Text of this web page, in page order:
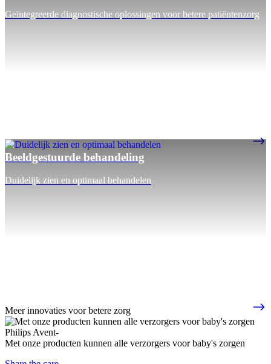
Geïntegreerde diagnostische oplossingen voor betere patiëntenzorg
Beeldgestuurde behandeling
Duidelijk zien en optimaal behandelen
Meer innovaties voor betere zorg
Philips Avent-
Met onze producten kunnen alle verzorgers voor baby's zorgen